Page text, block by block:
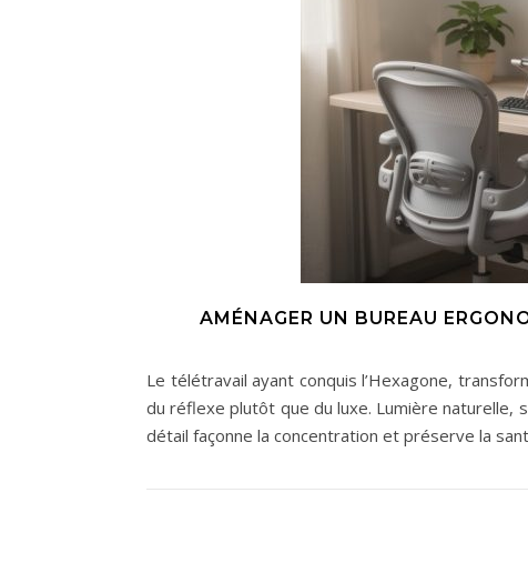
AMÉNAGER UN BUREAU
Le télétravail ayant conquis l’Hexagone,
du réflexe plutôt que du luxe. Lumière naturelle,
détail façonne la concentration et préserve la